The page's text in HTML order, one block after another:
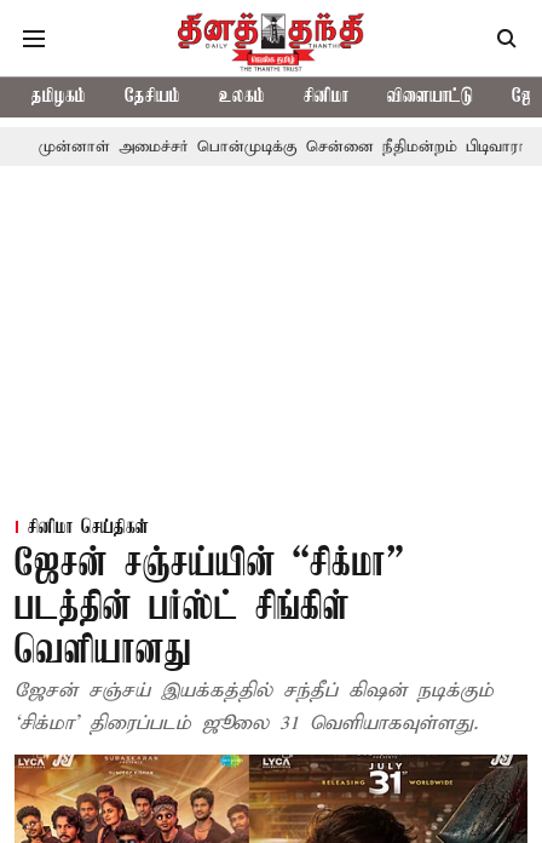
தமிழகம் தேசியம் உலகம் சினிமா விளையாட்டு
முன்னாள் அமைச்சர் பொன்முடிக்கு சென்னை நீதிமன்றம் பிடிவாராண்ட்
சினிமா செய்திகள்
ஜேசன் சஞ்சய்யின் “சிக்மா”
படத்தின் பர்ஸ்ட் சிங்கிள்
வெளியானது
ஜேசன் சஞ்சய் இயக்கத்தில் சந்தீப் கிஷன் நடிக்கும்
‘சிக்மா’ திரைப்படம் ஜூலை 31 வெளியாகவுள்ளது.